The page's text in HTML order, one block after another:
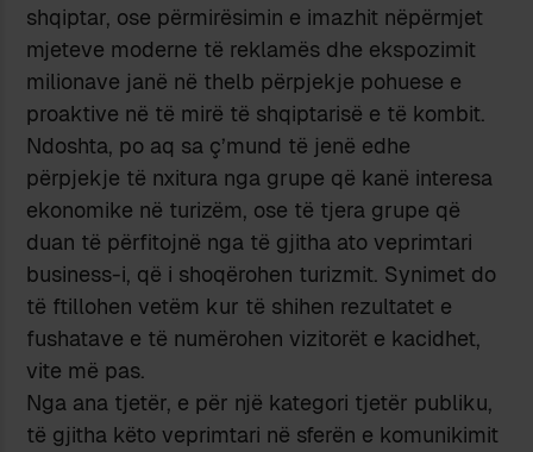
shqiptar, ose përmirësimin e imazhit nëpërmjet
mjeteve moderne të reklamës dhe ekspozimit
milionave janë në thelb përpjekje pohuese e
proaktive në të mirë të shqiptarisë e të kombit.
Ndoshta, po aq sa ç’mund të jenë edhe
përpjekje të nxitura nga grupe që kanë interesa
ekonomike në turizëm, ose të tjera grupe që
duan të përfitojnë nga të gjitha ato veprimtari
business-i, që i shoqërohen turizmit. Synimet do
të ftillohen vetëm kur të shihen rezultatet e
fushatave e të numërohen vizitorët e kacidhet,
vite më pas.
Nga ana tjetër, e për një kategori tjetër publiku,
të gjitha këto veprimtari në sferën e komunikimit